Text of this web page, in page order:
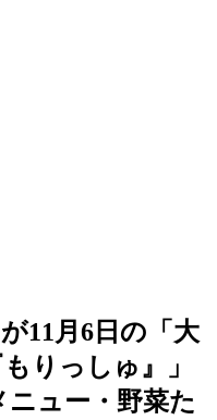
11月6日の「大
りっしゅ』」
ュー・野菜た